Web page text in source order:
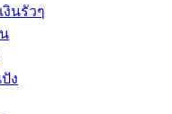
งินรัวๆ
ง